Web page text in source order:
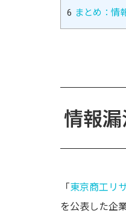
6 まとめ：情
情報
「東京商工リ
を公表した企